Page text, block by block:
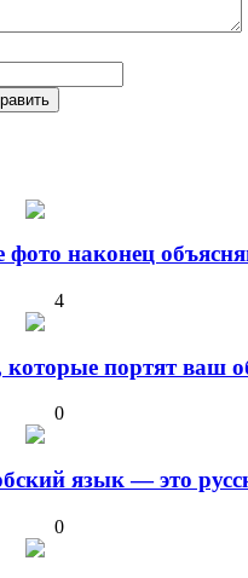
наконец
4
портят ваш
0
язык — это
0